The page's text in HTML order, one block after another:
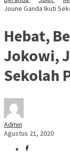
Joune Ganda Ikuti
Hebat,
Jokowi,
Sekolah
Admin
Agustus 21, 2020